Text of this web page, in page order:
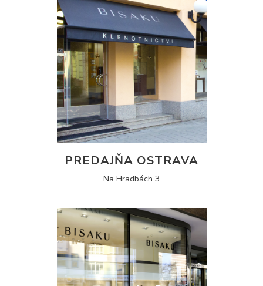
PREDAJŇA OSTRAVA
Na Hradbách 3